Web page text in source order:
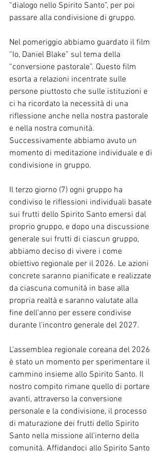
“dialogo nello Spirito Santo”, per poi
passare alla condivisione di gruppo.
Nel pomeriggio abbiamo guardato il film
“Io, Daniel Blake” sul tema della
“conversione pastorale”. Questo film
esorta a relazioni incentrate sulle
persone piuttosto che sulle istituzioni e
ci ha ricordato la necessità di una
riflessione anche nella nostra pastorale
e nella nostra comunità.
Successivamente abbiamo avuto un
momento di meditazione individuale e di
condivisione in gruppo.
Il terzo giorno (7) ogni gruppo ha
condiviso le riflessioni individuali basate
sui frutti dello Spirito Santo emersi dal
proprio gruppo, e dopo una discussione
generale sui frutti di ciascun gruppo,
abbiamo deciso di vivere i come
obiettivo regionale per il 2026. Le azioni
concrete saranno pianificate e realizzate
da ciascuna comunità in base alla
propria realtà e saranno valutate alla
fine dell'anno per essere condivise
durante l'incontro generale del 2027.
L'assemblea regionale coreana del 2026
è stato un momento per sperimentare il
cammino insieme allo Spirito Santo. Il
nostro compito rimane quello di portare
avanti, attraverso la conversione
personale e la condivisione, il processo
di maturazione dei frutti dello Spirito
Santo nella missione all'interno della
comunità. Affidandoci allo Spirito Santo